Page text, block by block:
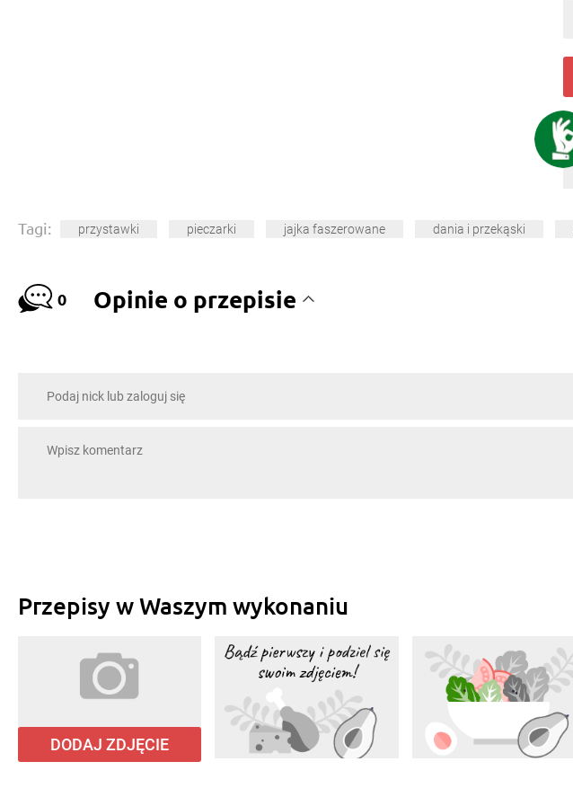
Tagi: przystawki pieczarki jajka faszerowane dania i przekąski
0 Opinie o przepisie
Przepisy w Waszym wykonaniu
DODAJ ZDJĘCIE